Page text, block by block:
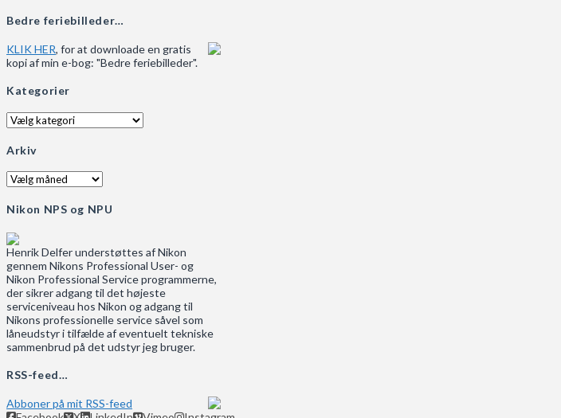
Bedre feriebilleder…
KLIK HER, for at downloade en gratis
kopi af min e-bog: "Bedre feriebilleder".
Kategorier
Kategorier
Arkiv
Arkiv
Nikon NPS og NPU
Henrik Delfer understøttes af Nikon
gennem Nikons Professional User- og
Nikon Professional Service programmerne,
der sikrer adgang til det højeste
serviceniveau hos Nikon og adgang til
Nikons professionelle service såvel som
låneudstyr i tilfælde af eventuelt tekniske
sammenbrud på det udstyr jeg bruger.
RSS-feed…
Abboner på mit RSS-feed